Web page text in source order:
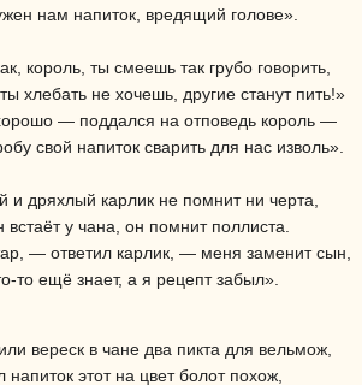
нам напиток, вредящий голове».
король, ты смеешь так грубо говорить,
хлебать не хочешь, другие станут пить!»
— поддался на отповедь король —
свой напиток сварить для нас изволь».
и дряхлый карлик не помнит ни черта,
встаёт у чана, он помнит поллиста.
— ответил карлик, — меня заменит сын,
то ещё знает, а я рецепт забыл».
вереск в чане два пикта для вельмож,
напиток этот на цвет болот похож,